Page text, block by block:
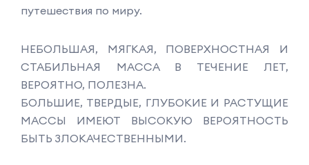
путешествия по миру.
НЕБОЛЬШАЯ, МЯГКАЯ, ПОВЕРХНОСТНАЯ И
СТАБИЛЬНАЯ МАССА В ТЕЧЕНИЕ ЛЕТ,
ВЕРОЯТНО, ПОЛЕЗНА.
БОЛЬШИЕ, ТВЕРДЫЕ, ГЛУБОКИЕ И РАСТУЩИЕ
МАССЫ ИМЕЮТ ВЫСОКУЮ ВЕРОЯТНОСТЬ
БЫТЬ ЗЛОКАЧЕСТВЕННЫМИ.